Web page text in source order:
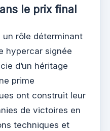
le prix final
un rôle déterminant
hypercar signée
d’un héritage
prime
ont construit leur
de victoires en
techniques et